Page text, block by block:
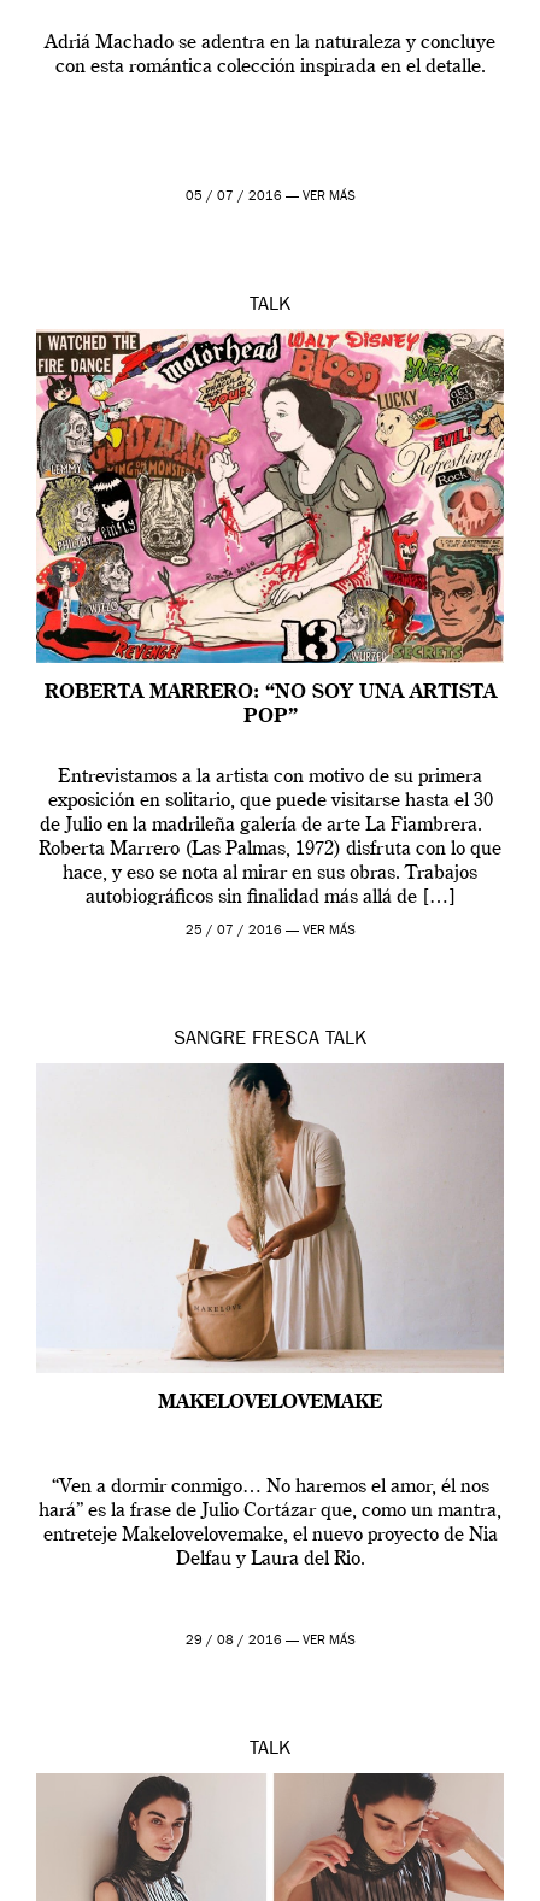
Adriá Machado se adentra en la naturaleza y concluye
con esta romántica colección inspirada en el detalle.
05 / 07 / 2016 — VER MÁS
TALK
ROBERTA MARRERO: “NO SOY UNA ARTISTA
POP”
Entrevistamos a la artista con motivo de su primera
exposición en solitario, que puede visitarse hasta el 30
de Julio en la madrileña galería de arte La Fiambrera.
Roberta Marrero (Las Palmas, 1972) disfruta con lo que
hace, y eso se nota al mirar en sus obras. Trabajos
autobiográficos sin finalidad más allá de […]
25 / 07 / 2016 — VER MÁS
SANGRE FRESCA TALK
MAKELOVELOVEMAKE
“Ven a dormir conmigo… No haremos el amor, él nos
hará” es la frase de Julio Cortázar que, como un mantra,
entreteje Makelovelovemake, el nuevo proyecto de Nia
Delfau y Laura del Rio.
29 / 08 / 2016 — VER MÁS
TALK